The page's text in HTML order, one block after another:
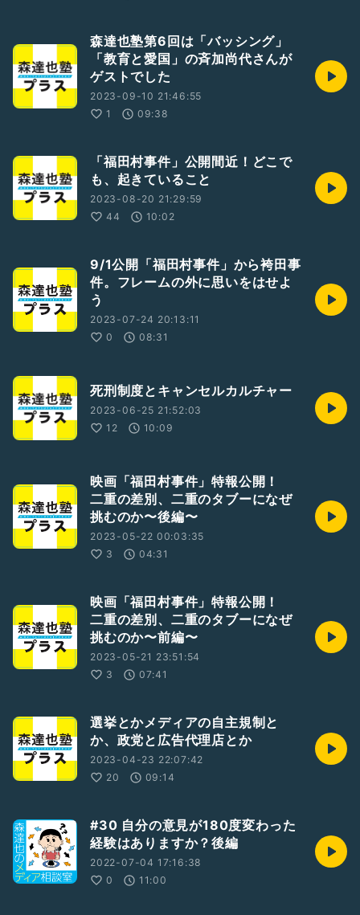
森達也塾第6回は「バッシング」
「教育と愛国」の斉加尚代さんが
ゲストでした
2023-09-10 21:46:55
1
09:38
「福田村事件」公開間近！どこで
も、起きていること
2023-08-20 21:29:59
44
10:02
9/1公開「福田村事件」から袴田事
件。フレームの外に思いをはせよ
う
2023-07-24 20:13:11
0
08:31
死刑制度とキャンセルカルチャー
2023-06-25 21:52:03
12
10:09
映画「福田村事件」特報公開！
二重の差別、二重のタブーになぜ
挑むのか〜後編〜
2023-05-22 00:03:35
3
04:31
映画「福田村事件」特報公開！
二重の差別、二重のタブーになぜ
挑むのか〜前編〜
2023-05-21 23:51:54
3
07:41
選挙とかメディアの自主規制と
か、政党と広告代理店とか
2023-04-23 22:07:42
20
09:14
#30 自分の意見が180度変わった
経験はありますか？後編
2022-07-04 17:16:38
0
11:00